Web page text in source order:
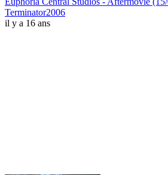
Terminator2006
il y a 16 ans